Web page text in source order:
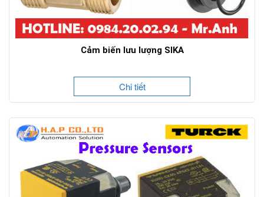
Cảm biến lưu lượng SIKA
Chi tiết